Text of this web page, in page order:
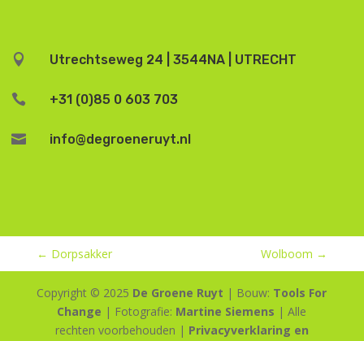
 Utrechtseweg 24 | 3544NA | UTRECHT
 +31 (0)85 0 603 703
 info@degroeneruyt.nl
← Dorpsakker Wolboom →
Copyright © 2025 De Groene Ruyt | Bouw: Tools For
Change | Fotografie: Martine Siemens | Alle
rechten voorbehouden | Privacyverklaring en